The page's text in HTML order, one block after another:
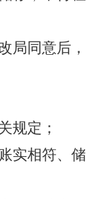
局同意后，
规定；
实相符、储